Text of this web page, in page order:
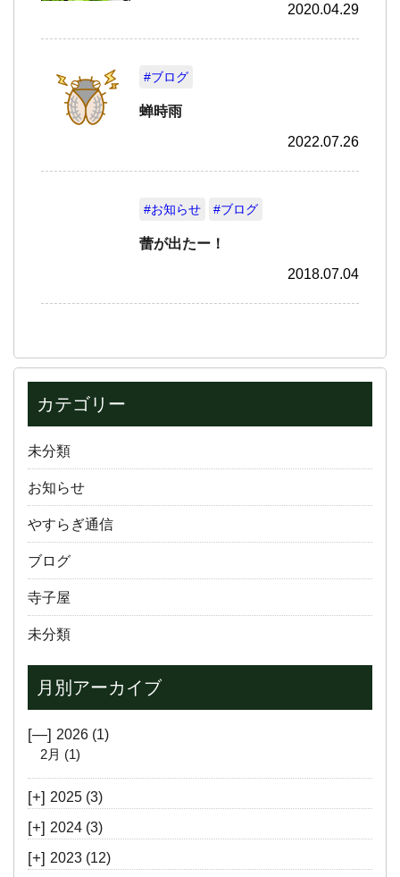
2020.04.29
#ブログ
蝉時雨
2022.07.26
#お知らせ #ブログ
蕾が出たー！
2018.07.04
カテゴリー
未分類
お知らせ
やすらぎ通信
ブログ
寺子屋
未分類
月別アーカイブ
[—] 2026 (1)
2月 (1)
[+] 2025 (3)
[+] 2024 (3)
[+] 2023 (12)